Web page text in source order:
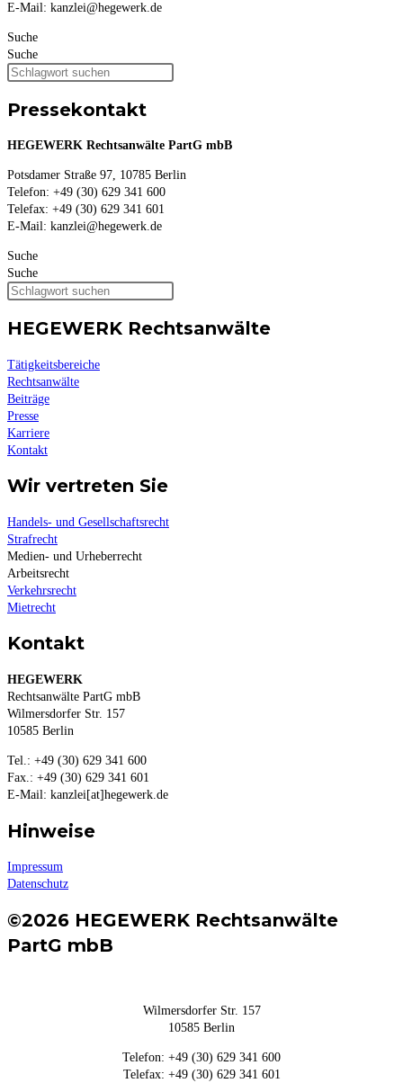
E-Mail: kanzlei@hegewerk.de
Suche
Suche
Pressekontakt
HEGEWERK Rechtsanwälte PartG mbB
Potsdamer Straße 97, 10785 Berlin
Telefon: +49 (30) 629 341 600
Telefax: +49 (30) 629 341 601
E-Mail: kanzlei@hegewerk.de
Suche
Suche
HEGEWERK Rechtsanwälte
Tätigkeitsbereiche
Rechtsanwälte
Beiträge
Presse
Karriere
Kontakt
Wir vertreten Sie
Handels- und Gesellschaftsrecht
Strafrecht
Medien- und Urheberrecht
Arbeitsrecht
Verkehrsrecht
Mietrecht
Kontakt
HEGEWERK
Rechtsanwälte PartG mbB
Wilmersdorfer Str. 157
10585 Berlin
Tel.: +49 (30) 629 341 600
Fax.: +49 (30) 629 341 601
E-Mail: kanzlei[at]hegewerk.de
Hinweise
Impressum
Datenschutz
©2026 HEGEWERK Rechtsanwälte
PartG mbB
Wilmersdorfer Str. 157
10585 Berlin
Telefon: +49 (30) 629 341 600
Telefax: +49 (30) 629 341 601